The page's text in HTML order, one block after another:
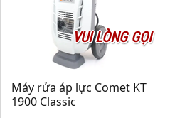
VUI LÒNG GỌI
Máy rửa áp lực Comet KT
1900 Classic